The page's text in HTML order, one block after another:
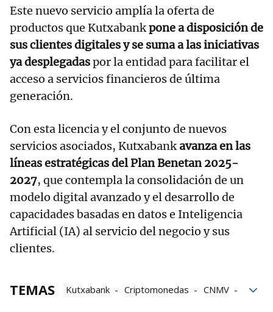
Este nuevo servicio amplía la oferta de
productos que Kutxabankpone a disposición de
sus clientes digitales y se suma a las iniciativas
ya desplegadaspor la entidad para facilitar el
acceso a servicios financieros de última
generación.
Con esta licencia y el conjunto de nuevos
servicios asociados, Kutxabankavanza en las
líneas estratégicas del Plan Benetan 2025-
2027, que contempla la consolidación de un
modelo digital avanzado y el desarrollo de
capacidades basadas en datos e Inteligencia
Artificial (IA) al servicio del negocio y sus
clientes.
TEMAS Kutxabank Criptomonedas
CNMV